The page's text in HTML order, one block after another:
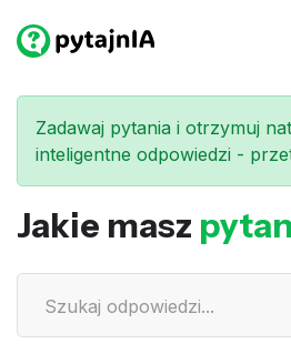
Zadawaj pytania i otrzymuj
inteligentne odpowiedzi -
Jakie masz